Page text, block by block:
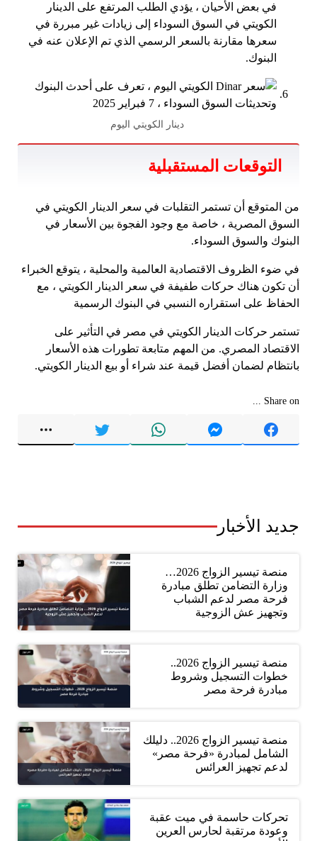
في بعض الأحيان ، يؤدي الطلب المرتفع على الدينار
الكويتي في السوق السوداء إلى زيادات غير مبررة في
سعرها مقارنة بالسعر الرسمي الذي تم الإعلان عنه في
البنوك.
دينار الكويتي اليوم
التوقعات المستقبلية
من المتوقع أن تستمر التقلبات في سعر الدينار الكويتي في
السوق المصرية ، خاصة مع وجود الفجوة بين الأسعار في
البنوك والسوق السوداء.
في ضوء الظروف الاقتصادية العالمية والمحلية ، يتوقع الخبراء
أن تكون هناك حركات طفيفة في سعر الدينار الكويتي ، مع
الحفاظ على استقراره النسبي في البنوك الرسمية
تستمر حركات الدينار الكويتي في مصر في التأثير على
الاقتصاد المصري. من المهم متابعة تطورات هذه الأسعار
بانتظام لضمان أفضل قيمة عند شراء أو بيع الدينار الكويتي.
Share on ...
جديد الأخبار
منصة تيسير الزواج 2026…
وزارة التضامن تطلق مبادرة
فرحة مصر لدعم الشباب
وتجهيز عش الزوجية
منصة تيسير الزواج 2026..
خطوات التسجيل وشروط
مبادرة فرحة مصر
منصة تيسير الزواج 2026.. دليلك
الشامل لمبادرة «فرحة مصر»
لدعم تجهيز العرائس
تحركات حاسمة في ميت عقبة
وعودة مرتقبة لحارس العرين